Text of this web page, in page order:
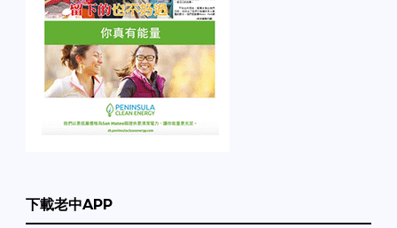
下載老中APP